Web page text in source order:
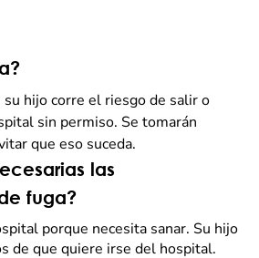
su hijo corre el riesgo de salir o
sin permiso. Se tomarán
que eso suceda.
las
fuga?
porque necesita sanar. Su hijo
de que quiere irse del hospital.